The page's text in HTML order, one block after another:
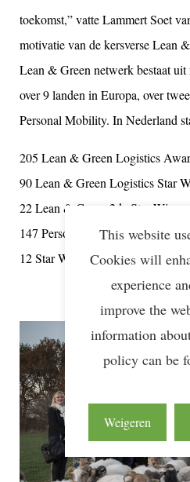
toekomst,” vatte Lammert Soet
motivatie van de kersverse Lean
Lean & Green netwerk bestaat
over 9 landen in Europa, over
Personal Mobility. In Nederland
205 Lean & Green Logistics
90 Lean & Green Logistics Star
22 Lean & Green 2de Star Winners,
147 Personal Mobility Award
12 Star Winners.
This website
Cookies will
experience
improve the
information
policy can be
Weigeren